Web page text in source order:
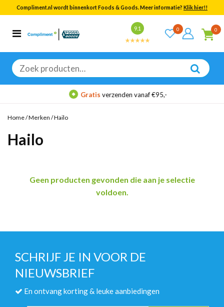
Compliment.nl wordt binnenkort Foods & Goods. Meer informatie? Klik hier!!
9.1 0 0
Zoeken
naar:
Categorieën
Bekijk alle resultaten
Gratisverzenden vanaf €95,-
Home/Merken /Hailo
Hailo
Geen producten gevonden die aan je selectie
voldoen.
SCHRIJF JE IN VOOR DE
NIEUWSBRIEF
En ontvang korting & leuke aanbiedingen